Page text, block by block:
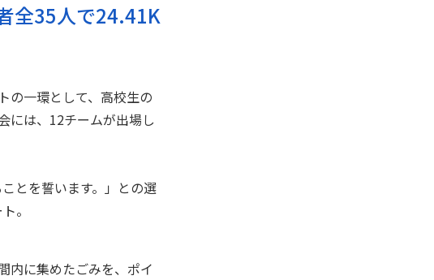
全35人で24.41K
の一環として、高校生の
には、12チームが出場し
とを誓います。」との選
。
内に集めたごみを、ポイ